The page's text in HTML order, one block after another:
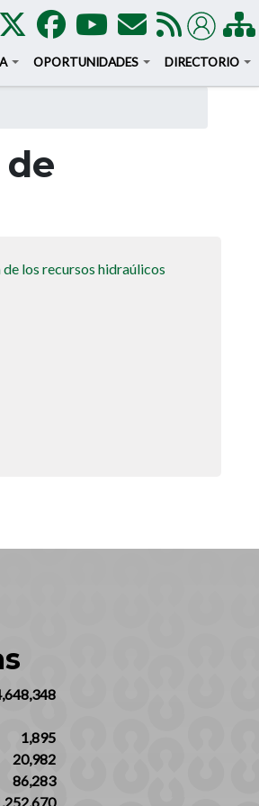
OPORTUNIDADES DIRECTORIO
los recursos hidraúlicos
1,895
20,982
86,283